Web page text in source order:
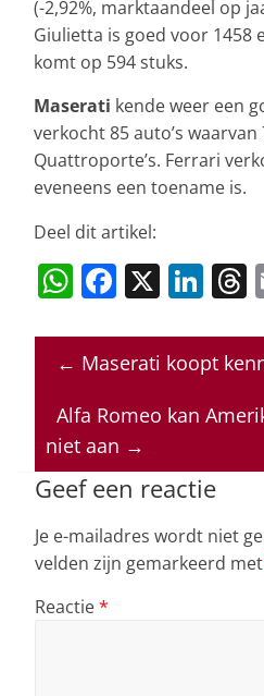
(-2,92%, marktaandeel op
Giulietta is goed voor 1458
komt op 594 stuks.
Maserati kende weer een
verkocht 85 auto’s waarvan
Quattroporte’s. Ferrari
eveneens een toename is.
Deel dit artikel:
W
at
s
A
p
p
F
c
e
b
o
o
k
X Li
k
e
dI
← Maserati koopt
Alfa Romeo kan
niet aan →
Geef een reactie
Je e-mailadres wordt niet
velden zijn gemarkeerd met
Reactie*